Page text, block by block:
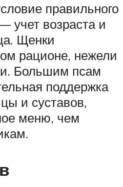
правильного
учет возраста и
Щенки
рационе, нежели
Большим псам
поддержка
и суставов,
меню, чем